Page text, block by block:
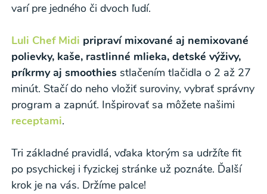
varí pre jedného či dvoch ľudí.
Luli Chef Midi pripraví mixované aj nemixované
polievky, kaše, rastlinné mlieka, detské výživy,
príkrmy aj smoothies stlačením tlačidla o 2 až 27
minút. Stačí do neho vložiť suroviny, vybrať správny
program a zapnúť. Inšpirovať sa môžete našimi
receptami.
Tri základné pravidlá, vďaka ktorým sa udržíte fit
po psychickej i fyzickej stránke už poznáte. Ďalší
krok je na vás. Držíme palce!